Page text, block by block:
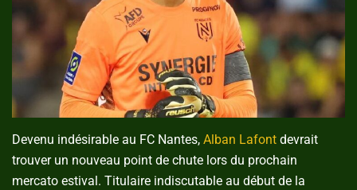
Devenu indésirable au FC Nantes, Alban Lafont devrait
trouver un nouveau point de chute lors du prochain
mercato estival. Titulaire indiscutable au début de la